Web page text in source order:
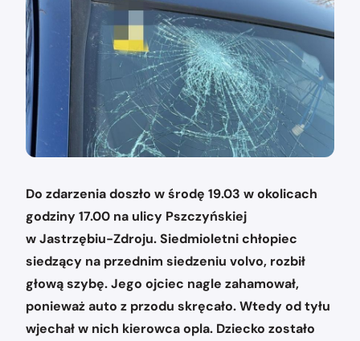
Do zdarzenia doszło w środę 19.03 w okolicach
godziny 17.00 na ulicy Pszczyńskiej
w Jastrzębiu-Zdroju. Siedmioletni chłopiec
siedzący na przednim siedzeniu volvo, rozbił
głową szybę. Jego ojciec nagle zahamował,
ponieważ auto z przodu skręcało. Wtedy od tyłu
wjechał w nich kierowca opla. Dziecko zostało